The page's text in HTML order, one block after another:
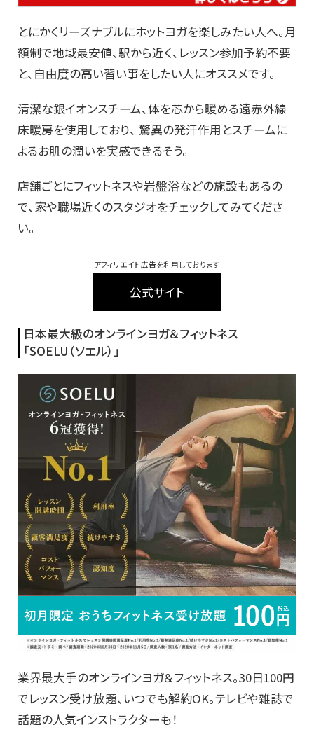
とにかくリーズナブルにホットヨガを楽しみたい人へ。月
額制で地域最安値、駅から近く、レッスン参加予約不要
と、自由度の高い習い事をしたい人にオススメです。
清潔な銀イオンスチーム、体を芯から暖める遠赤外線
床暖房を使用しており、 驚異の発汗作用とスチームに
よるお肌の潤いを実感できるそう。
店舗ごとにフィットネスや岩盤浴などの施設もあるの
で、家や職場近くのスタジオをチェックしてみてくださ
い。
アフィリエイト広告を利用しております
公式サイト
日本最大級のオンラインヨガ＆フィットネス
「SOELU（ソエル）」
業界最大手のオンラインヨガ＆フィットネス。30日100円
でレッスン受け放題、いつでも解約OK。テレビや雑誌で
話題の人気インストラクターも！